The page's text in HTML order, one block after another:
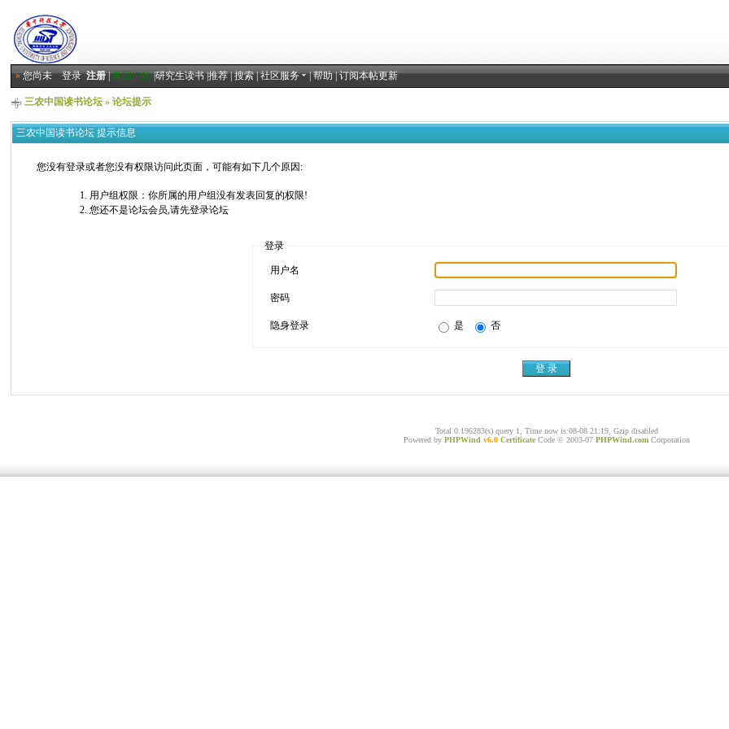
»您尚未登录 注册|返回主站|研究生读书|推荐|搜索|社区服务 |帮助|订阅本帖更新
三农中国读书论坛 » 论坛提示
三农中国读书论坛 提示信息
您没有登录或者您没有权限访问此页面，可能有如下几个原因:
用户组权限：你所属的用户组没有发表回复的权限!
您还不是论坛会员,请先登录论坛
登录
用户名
密码
隐身登录 是 否
Total 0.196283(s) query 1, Time now is:08-08 21:19, Gzip disabled
Powered by PHPWind v6.0 Certificate Code © 2003-07 PHPWind.com Corporation